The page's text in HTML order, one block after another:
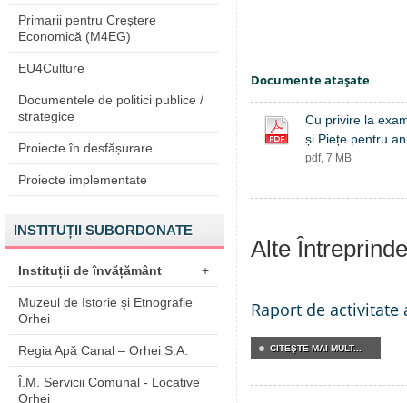
Primarii pentru Creștere
Economică (M4EG)
EU4Culture
Documentele de politici publice /
strategice
Proiecte în desfășurare
Proiecte implementate
INSTITUȚII SUBORDONATE
Instituții de învățământ +
Muzeul de Istorie şi Etnografie
Orhei
Regia Apă Canal – Orhei S.A.
Î.M. Servicii Comunal - Locative
Orhei
Documente ataşate
Cu privire la
și Piețe pentru
pdf, 7 MB
Alte
Raport de
CITEŞTE MAI MULT...